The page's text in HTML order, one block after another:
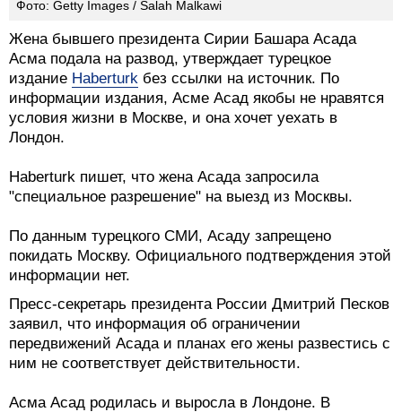
Фото: Getty Images / Salah Malkawi
Жена бывшего президента Сирии Башара Асада
Асма подала на развод, утверждает турецкое
издание Haberturk без ссылки на источник. По
информации издания, Асме Асад якобы не нравятся
условия жизни в Москве, и она хочет уехать в
Лондон.
Haberturk пишет, что жена Асада запросила
"специальное разрешение" на выезд из Москвы.
По данным турецкого СМИ, Асаду запрещено
покидать Москву. Официального подтверждения этой
информации нет.
Пресс-секретарь президента России Дмитрий Песков
заявил, что информация об ограничении
передвижений Асада и планах его жены развестись с
ним не соответствует действительности.
Асма Асад родилась и выросла в Лондоне. В